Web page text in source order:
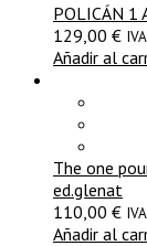
POLICÁN 1
129,00 €
Añadir al
The one
ed.glenat
110,00 €
Añadir al